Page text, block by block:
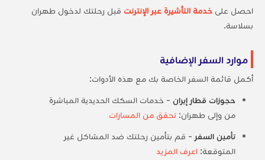
احصل على خدمة التأشيرة عبر الإنترنت قبل رحلتك لدخول طهران
بسلاسة.
موارد السفر الإضافية
أكمل قائمة السفر الخاصة بك مع هذه الأدوات:
حجوزات قطار إيران- خدمات السكك الحديدية المباشرة
من وإلى طهران: تحقق من المسارات
تأمين السفر - قم بتأمين رحلتك ضد المشاكل غير
المتوقعة: اعرف المزيد